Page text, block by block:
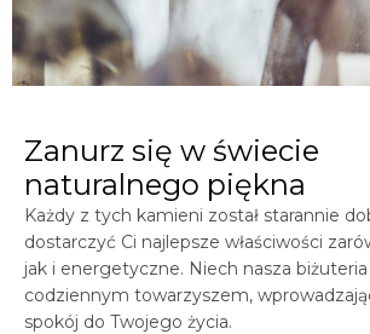
Zanurz się w świecie
naturalnego piękna
Każdy z tych kamieni został starannie
dostarczyć Ci najlepsze właściwości
jak i energetyczne. Niech nasza
codziennym towarzyszem,
spokój do Twojego życia.